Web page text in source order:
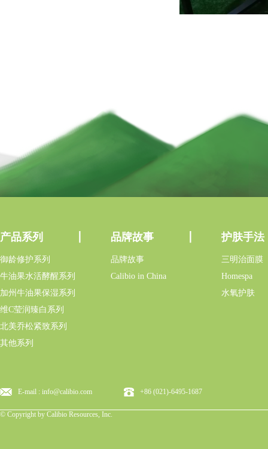
产品系列
御龄修护系列
牛油果水活酵醒系列
加州牛油果保湿系列
维C莹润臻白系列
北美乔松紧致系列
其他系列
品牌故事
品牌故事
Calibio in China
护肤手法
三明治面膜
Homespa
水氧护肤
E-mail : info@calibio.com +86 (021)-6495-1687
© Copyright by Calibio Resources, Inc.